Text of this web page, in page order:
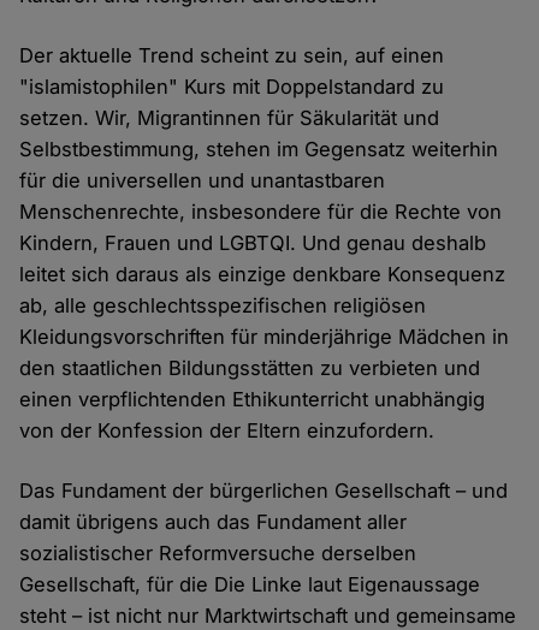
Der aktuelle Trend scheint zu sein, auf einen
"islamistophilen" Kurs mit Doppelstandard zu
setzen. Wir, Migrantinnen für Säkularität und
Selbstbestimmung, stehen im Gegensatz weiterhin
für die universellen und unantastbaren
Menschenrechte, insbesondere für die Rechte von
Kindern, Frauen und LGBTQI. Und genau deshalb
leitet sich daraus als einzige denkbare Konsequenz
ab, alle geschlechtsspezifischen religiösen
Kleidungsvorschriften für minderjährige Mädchen in
den staatlichen Bildungsstätten zu verbieten und
einen verpflichtenden Ethikunterricht unabhängig
von der Konfession der Eltern einzufordern.
Das Fundament der bürgerlichen Gesellschaft – und
damit übrigens auch das Fundament aller
sozialistischer Reformversuche derselben
Gesellschaft, für die Die Linke laut Eigenaussage
steht – ist nicht nur Marktwirtschaft und gemeinsame